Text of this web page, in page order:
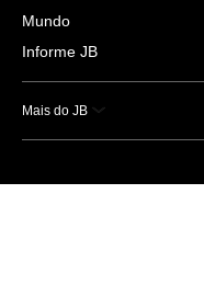
Mundo
Informe JB
Mais do JB
Esportes